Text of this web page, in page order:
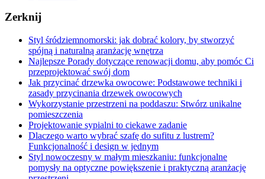
Zerknij
Styl śródziemnomorski: jak dobrać kolory, by stworzyć
spójną i naturalną aranżację wnętrza
Najlepsze Porady dotyczące renowacji domu, aby pomóc Ci
przeprojektować swój dom
Jak przycinać drzewka owocowe: Podstawowe techniki i
zasady przycinania drzewek owocowych
Wykorzystanie przestrzeni na poddaszu: Stwórz unikalne
pomieszczenia
Projektowanie sypialni to ciekawe zadanie
Dlaczego warto wybrać szafę do sufitu z lustrem?
Funkcjonalność i design w jednym
Styl nowoczesny w małym mieszkaniu: funkcjonalne
pomysły na optyczne powiększenie i praktyczną aranżację